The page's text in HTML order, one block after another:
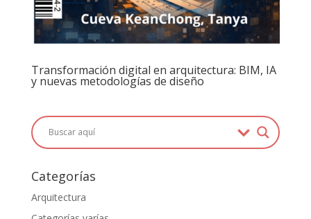
Transformación digital en arquitectura: BIM, IA
y nuevas metodologías de diseño
Categorías
Arquitectura